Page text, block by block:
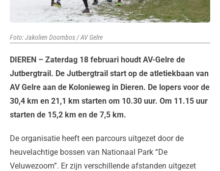
Foto: Jakolien Doornbos / AV Gelre
DIEREN – Zaterdag 18 februari houdt AV-Gelre de
Jutbergtrail. De Jutbergtrail start op de atletiekbaan van
AV Gelre aan de Kolonieweg in Dieren. De lopers voor de
30,4 km en 21,1 km starten om 10.30 uur. Om 11.15 uur
starten de 15,2 km en de 7,5 km.
De organisatie heeft een parcours uitgezet door de
heuvelachtige bossen van Nationaal Park “De
Veluwezoom”. Er zijn verschillende afstanden uitgezet